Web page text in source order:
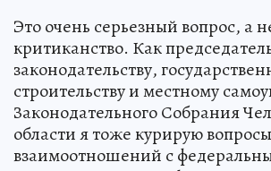
Это очень серьезный вопрос, а
критиканство. Как
законодательству,
строительству и местному
Законодательного Собрания
области я тоже курирую вопросы
взаимоотношений с